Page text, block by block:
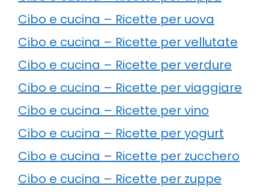
Cibo e cucina – Ricette per uova
Cibo e cucina – Ricette per vellutate
Cibo e cucina – Ricette per verdure
Cibo e cucina – Ricette per viaggiare
Cibo e cucina – Ricette per vino
Cibo e cucina – Ricette per yogurt
Cibo e cucina – Ricette per zucchero
Cibo e cucina – Ricette per zuppe